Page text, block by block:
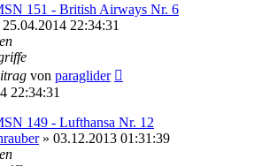
151 - British Airways Nr. 6
25.04.2014 22:34:31
von paraglider
22:34:31
149 - Lufthansa Nr. 12
» 03.12.2013 01:31:39